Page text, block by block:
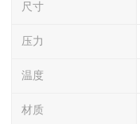
尺寸
压力
温度
材质